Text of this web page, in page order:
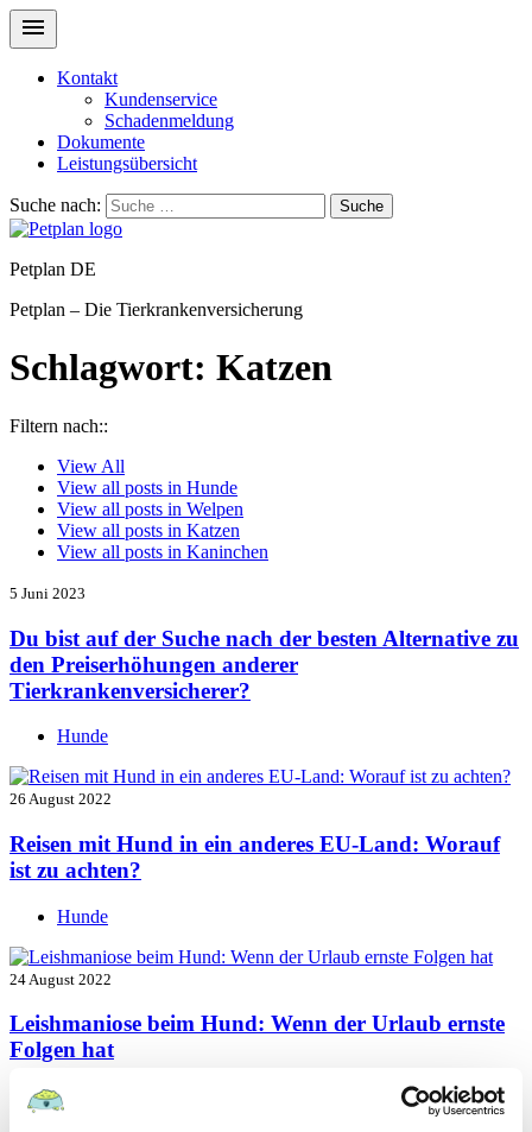
Kontakt
Kundenservice
Schadenmeldung
Dokumente
Leistungsübersicht
Suche nach: Suche
Petplan DE
Petplan – Die Tierkrankenversicherung
Schlagwort: Katzen
Filtern nach::
View All
View all posts in Hunde
View all posts in Welpen
View all posts in Katzen
View all posts in Kaninchen
5 Juni 2023
Du bist auf der Suche nach der besten Alternative zu
den Preiserhöhungen anderer
Tierkrankenversicherer?
Hunde
26 August 2022
Reisen mit Hund in ein anderes EU-Land: Worauf
ist zu achten?
Hunde
24 August 2022
Leishmaniose beim Hund: Wenn der Urlaub ernste
Folgen hat
Hunde